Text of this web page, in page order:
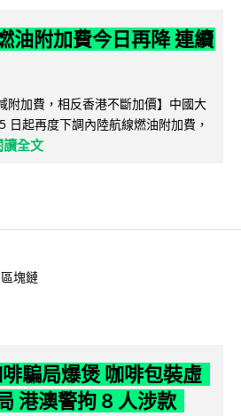
油附加費今日再降 連續
附加費，相反香港不斷加價】中國大
日起再度下調內陸航線燃油附加費，
讀全文
區塊鏈
騙局爆煲 咖啡包裝虛
港澳警拘 8 人涉款